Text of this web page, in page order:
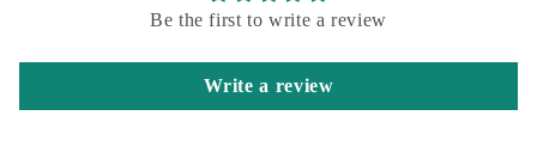
Be the first to write a review
Write a review